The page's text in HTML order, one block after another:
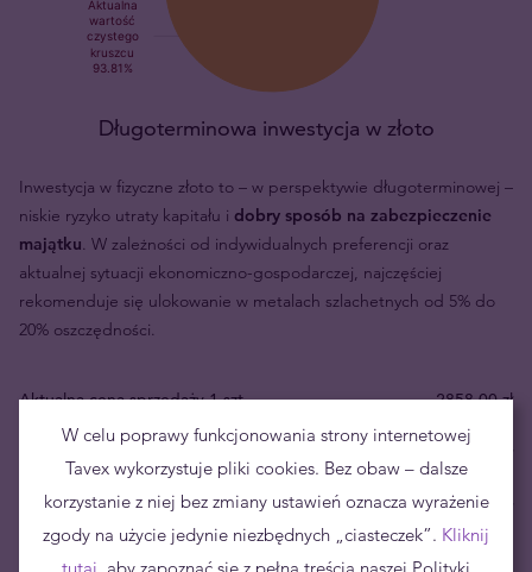
Długoterminowa inwestycja w złoto
Inwestycja w fizyczne złoto to – w perspektywie długoterminowej –
niskie ryzyko utraty kapitału i dobry sposób na zabezpieczenie
majątku. W zależności od indywidualnych preferencji oraz
aktualnej sytuacji ekonomiczno-gospodarczej, najczęściej
rekomenduje się ulokowanie w metalach szlachetnych od 5% do
20% oszczędności.
Aktualna cena sprzedaży 1 szt. 2858,00 zł
Twoje ryzyko 177,00 zł
W celu poprawy funkcjonowania strony internetowej
Tavex wykorzystuje pliki cookies. Bez obaw – dalsze
korzystanie z niej bez zmiany ustawień oznacza wyrażenie
zgody na użycie jedynie niezbędnych „ciasteczek”. Kliknij